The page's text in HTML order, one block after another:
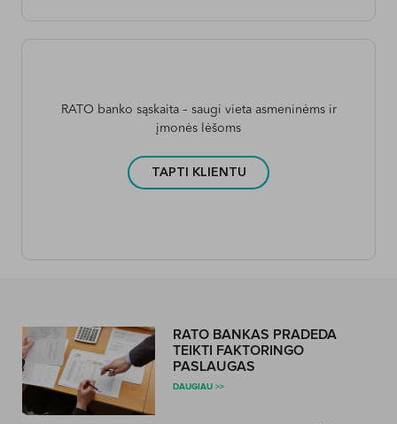
RATO banko sąskaita – saugi vieta asmeninėms ir
įmonės lėšoms
TAPTI KLIENTU
RATO BANKAS PRADEDA
TEIKTI FAKTORINGO
PASLAUGAS
DAUGIAU >>